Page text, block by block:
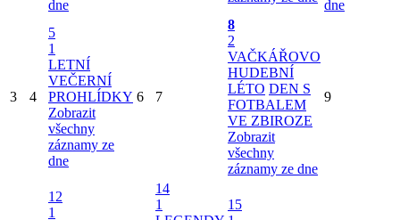
dne
dne
3 4
5
1
LETNÍ
VEČERNÍ
PROHLÍDKY
Zobrazit
všechny
záznamy ze
dne
6 7
8
2
VAČKÁŘOVO
HUDEBNÍ
LÉTO DEN S
FOTBALEM
VE ZBIROZE
Zobrazit
všechny
záznamy ze dne
9
12
1
14
1
15